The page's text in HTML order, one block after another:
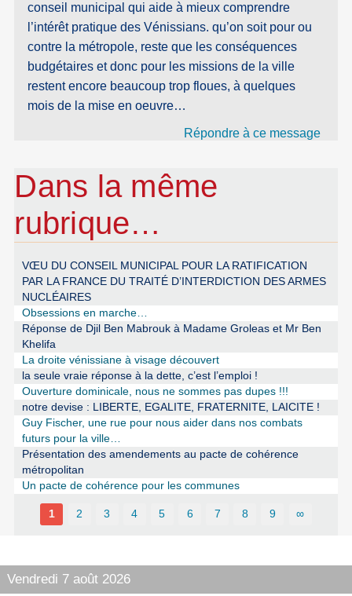
conseil municipal qui aide à mieux comprendre
l’intérêt pratique des Vénissians. qu’on soit pour ou
contre la métropole, reste que les conséquences
budgétaires et donc pour les missions de la ville
restent encore beaucoup trop floues, à quelques
mois de la mise en oeuvre…
Répondre à ce message
Dans la même
rubrique…
VŒU DU CONSEIL MUNICIPAL POUR LA RATIFICATION
PAR LA FRANCE DU TRAITÉ D’INTERDICTION DES ARMES
NUCLÉAIRES
Obsessions en marche…
Réponse de Djil Ben Mabrouk à Madame Groleas et Mr Ben
Khelifa
La droite vénissiane à visage découvert
la seule vraie réponse à la dette, c’est l’emploi !
Ouverture dominicale, nous ne sommes pas dupes !!!
notre devise : LIBERTE, EGALITE, FRATERNITE, LAICITE !
Guy Fischer, une rue pour nous aider dans nos combats
futurs pour la ville…
Présentation des amendements au pacte de cohérence
métropolitan
Un pacte de cohérence pour les communes
1 2 3 4 5 6 7 8 9 ∞
Vendredi 7 août 2026